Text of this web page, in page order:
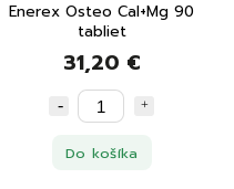
Enerex Osteo Cal+Mg 90
tabliet
31,20 €
Do košíka